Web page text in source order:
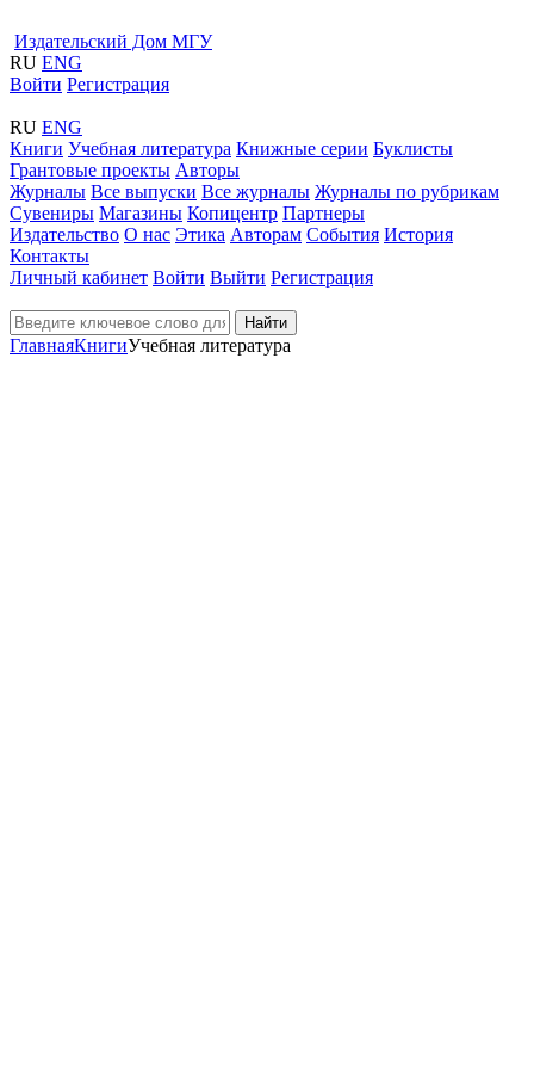
Издательский Дом МГУ
RU ENG
Войти Регистрация
RU ENG
Книги Учебная литература Книжные серии Буклисты
Грантовые проекты Авторы
Журналы Все выпуски Все журналы Журналы по рубрикам
Сувениры Магазины Копицентр Партнеры
Издательство О нас Этика Авторам События История
Контакты
Личный кабинет Войти Выйти Регистрация
Найти
ГлавнаяКнигиУчебная литература